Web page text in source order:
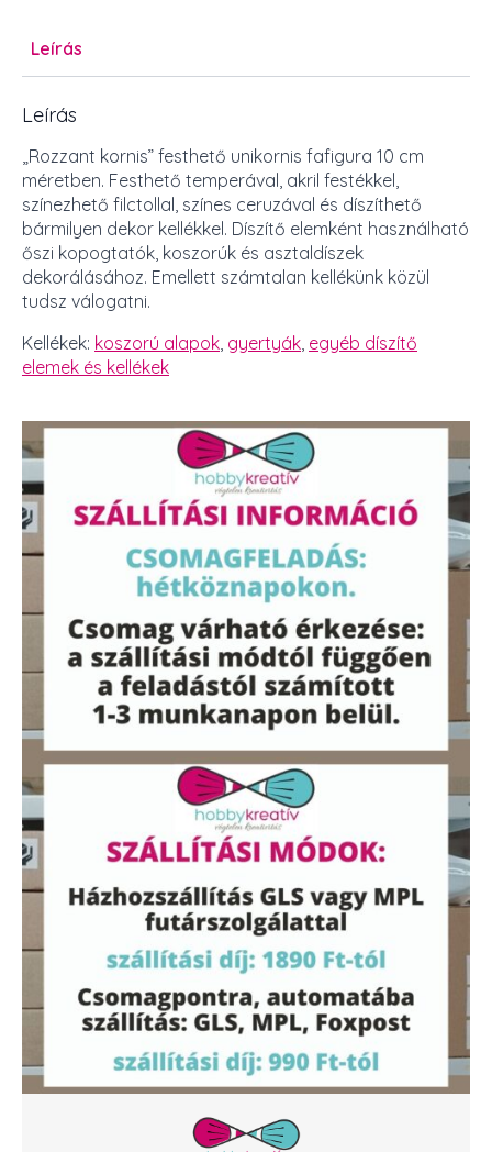
Leírás
Leírás
„Rozzant kornis” festhető unikornis fafigura 10 cm
méretben. Festhető temperával, akril festékkel,
színezhető filctollal, színes ceruzával és díszíthető
bármilyen dekor kellékkel. Díszítő elemként használható
őszi kopogtatók, koszorúk és asztaldíszek
dekorálásához. Emellett számtalan kellékünk közül
tudsz válogatni.
Kellékek: koszorú alapok, gyertyák, egyéb díszítő
elemek és kellékek